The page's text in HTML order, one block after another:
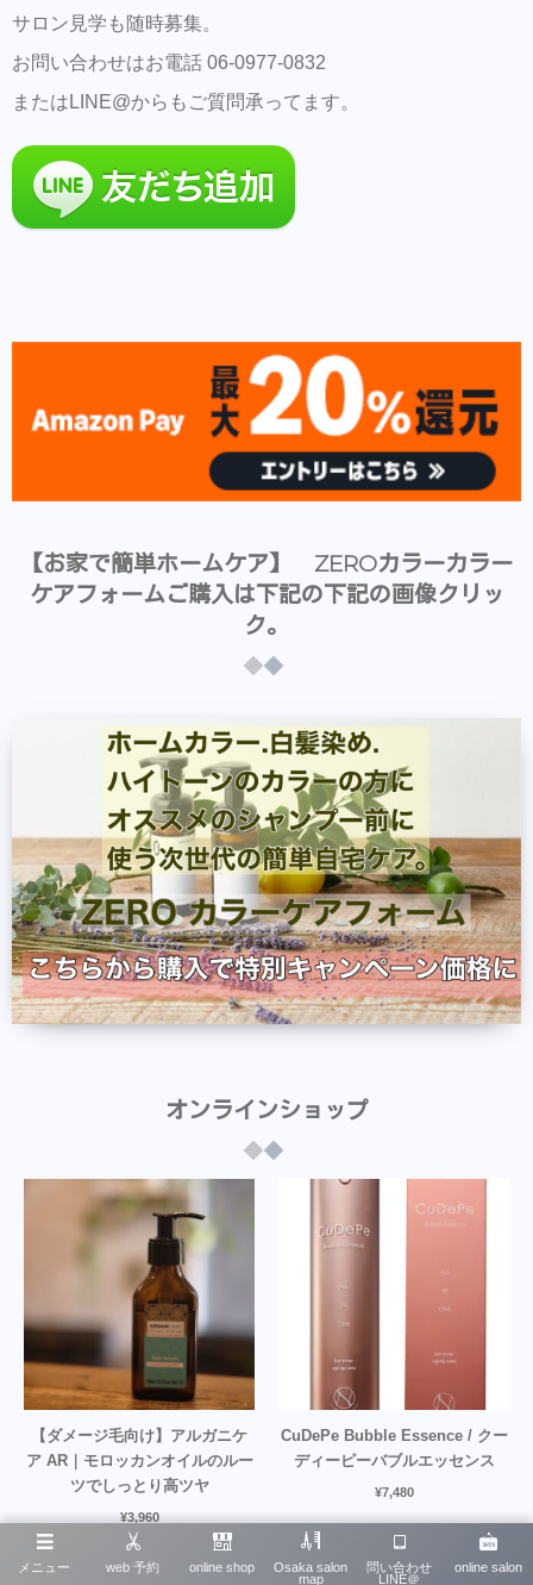
サロン見学も随時募集。
お問い合わせはお電話 06-0977-0832
またはLINE@からもご質問承ってます。
【お家で簡単ホームケア】 ZEROカラーカラー
ケアフォームご購入は下記の下記の画像クリッ
ク。
オンラインショップ
【ダメージ毛向け】アルガニケ
ア AR｜モロッカンオイルのルー
ツでしっとり高ツヤ
¥3,960
CuDePe Bubble Essence / クー
ディーピーバブルエッセンス
¥7,480
メニュー web 予約 online shop
Osaka salon
map
問い合わせ
LINE＠
online salon